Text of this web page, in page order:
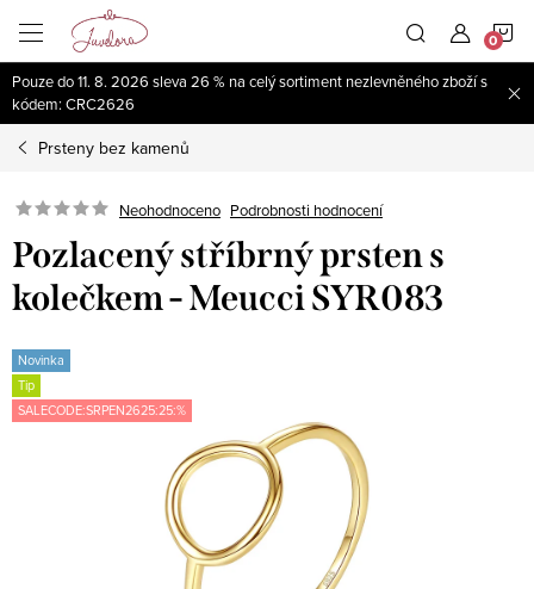
obsah
Pouze do 11. 8. 2026 sleva 26 % na celý sortiment nezlevněného zboží s
kódem: CRC2626
Prsteny bez kamenů
Neohodnoceno Podrobnosti hodnocení
Pozlacený stříbrný prsten s
kolečkem - Meucci SYR083
Novinka
Tip
SALECODE:SRPEN2625:25:%